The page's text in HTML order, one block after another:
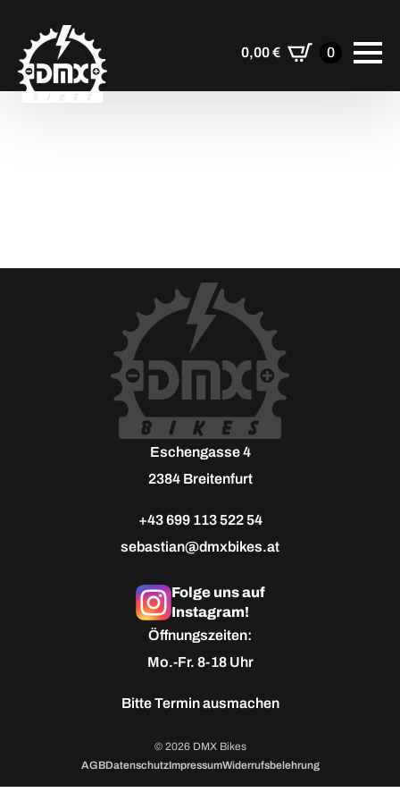
0,00€ 0
Eschengasse 4
2384 Breitenfurt
+43 699 113 522 54
sebastian@dmxbikes.at
Folge uns auf
Instagram!
Öffnungszeiten:
Mo.-Fr. 8-18 Uhr
BitteTermin ausmachen
© 2026 DMX Bikes
AGBDatenschutzImpressumWiderrufsbelehrung